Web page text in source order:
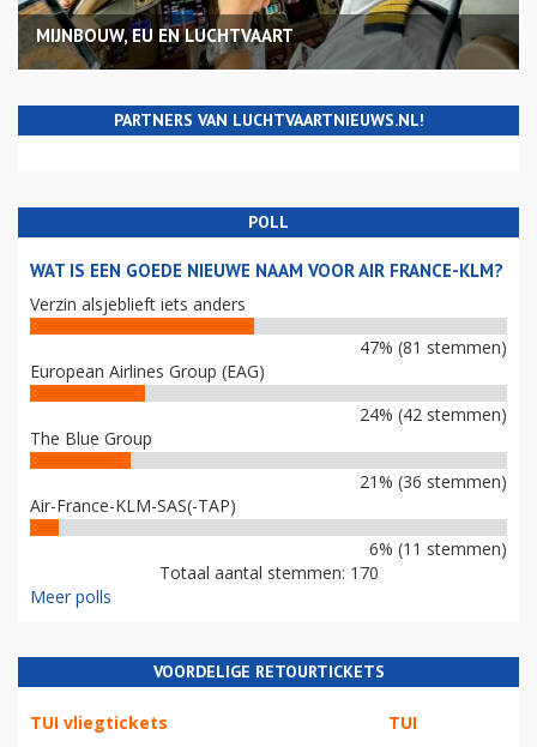
MIJNBOUW, EU EN LUCHTVAART
PARTNERS VAN LUCHTVAARTNIEUWS.NL!
POLL
WAT IS EEN GOEDE NIEUWE NAAM VOOR AIR FRANCE-KLM?
Verzin alsjeblieft iets anders
47% (81 stemmen)
European Airlines Group (EAG)
24% (42 stemmen)
The Blue Group
21% (36 stemmen)
Air-France-KLM-SAS(-TAP)
6% (11 stemmen)
Totaal aantal stemmen: 170
Meer polls
VOORDELIGE RETOURTICKETS
TUI vliegtickets TUI